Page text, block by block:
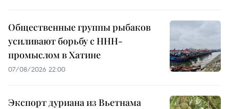
Общественные группы рыбаков
усиливают борьбу с ННН-
промыслом в Хатине
07/08/2026 22:00
Экспорт дуриана из Вьетнама